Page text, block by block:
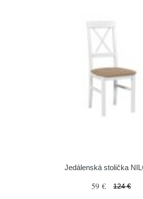
Jedálenská stolička
59 € 124 €